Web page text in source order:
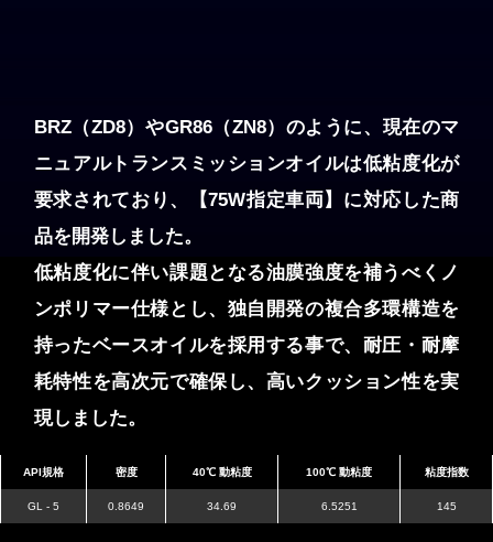
BRZ（ZD8）やGR86（ZN8）のように、現在のマ
ニュアルトランスミッションオイルは低粘度化が
要求されており、【75W指定車両】に対応した商
品を開発しました。
低粘度化に伴い課題となる油膜強度を補うべくノ
ンポリマー仕様とし、独自開発の複合多環構造を
持ったベースオイルを採用する事で、耐圧・耐摩
耗特性を高次元で確保し、高いクッション性を実
現しました。
API規格 密度 40℃ 動粘度 100℃ 動粘度 粘度指数
GL - 5 0.8649 34.69 6.5251 145